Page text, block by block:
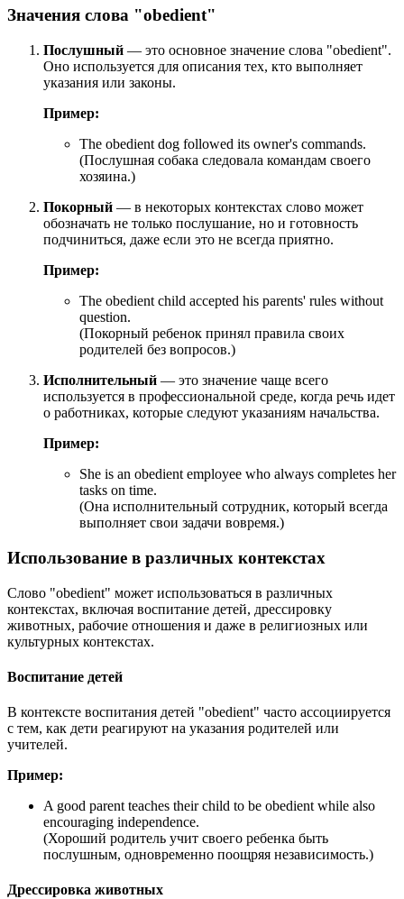
Значения слова "obedient"
Послушный — это основное значение слова "obedient".
Оно используется для описания тех, кто выполняет
указания или законы.
Пример:
The obedient dog followed its owner's commands.
(Послушная собака следовала командам своего
хозяина.)
Покорный — в некоторых контекстах слово может
обозначать не только послушание, но и готовность
подчиниться, даже если это не всегда приятно.
Пример:
The obedient child accepted his parents' rules without
question.
(Покорный ребенок принял правила своих
родителей без вопросов.)
Исполнительный — это значение чаще всего
используется в профессиональной среде, когда речь идет
о работниках, которые следуют указаниям начальства.
Пример:
She is an obedient employee who always completes her
tasks on time.
(Она исполнительный сотрудник, который всегда
выполняет свои задачи вовремя.)
Использование в различных контекстах
Слово "obedient" может использоваться в различных
контекстах, включая воспитание детей, дрессировку
животных, рабочие отношения и даже в религиозных или
культурных контекстах.
Воспитание детей
В контексте воспитания детей "obedient" часто ассоциируется
с тем, как дети реагируют на указания родителей или
учителей.
Пример:
A good parent teaches their child to be obedient while also
encouraging independence.
(Хороший родитель учит своего ребенка быть
послушным, одновременно поощряя независимость.)
Дрессировка животных